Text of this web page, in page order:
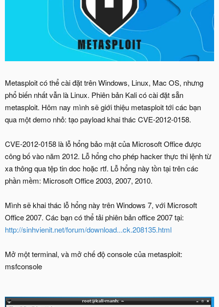
Metasploit có thể cài đặt trên Windows, Linux, Mac OS, nhưng
phổ biến nhất vẫn là Linux. Phiên bản Kali có cài đặt sẵn
metasploit. Hôm nay mình sẽ giới thiệu metasploit tới các bạn
qua một demo nhỏ: tạo payload khai thác CVE-2012-0158.
CVE-2012-0158 là lỗ hổng bảo mật của Microsoft Office được
công bố vào năm 2012. Lỗ hổng cho phép hacker thực thi lệnh từ
xa thông qua tệp tin doc hoặc rtf. Lỗ hổng này tồn tại trên các
phần mềm: Microsoft Office 2003, 2007, 2010.
Mình sẽ khai thác lỗ hổng này trên Windows 7, với Microsoft
Office 2007. Các bạn có thể tải phiên bản office 2007 tại:
http://sinhvienit.net/forum/download...ck.208135.html
Mở một terminal, và mở chế độ console của metasploit:
msfconsole